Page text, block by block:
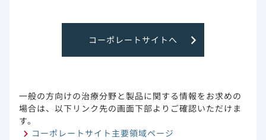
特定の背景を有する患者（腎・肝障害など）について
作用機序
臨床成績とガイドライン 一覧
コーポレートサイトへ
一般の方向けの治療分野と製品に関する情報をお求めの
場合は、以下リンク先の画面下部よりご確認いただけま
す。
コーポレートサイト主要領域ページ